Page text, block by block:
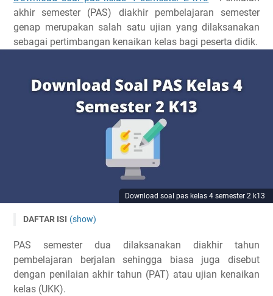
akhir semester (PAS) diakhir pembelajaran semester
genap merupakan salah satu ujian yang dilaksanakan
sebagai pertimbangan kenaikan kelas bagi peserta didik.
Download soal pas kelas 4 semester 2 k13
DAFTAR ISI (show)
Kisi Kisi Soal Pas Kelas 4 Semester 2
Download Kisi-Kisi Dan Soal Pas Kelas 4 Semester 2
PAS semester dua dilaksanakan diakhir tahun
pembelajaran berjalan sehingga biasa juga disebut
dengan penilaian akhir tahun (PAT) atau ujian kenaikan
kelas (UKK).